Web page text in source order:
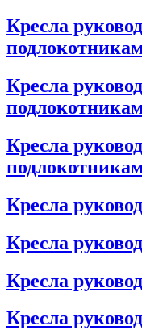
Кресла
Кресла
Кресла
Кресла
Кресла
Кресла
Кресла